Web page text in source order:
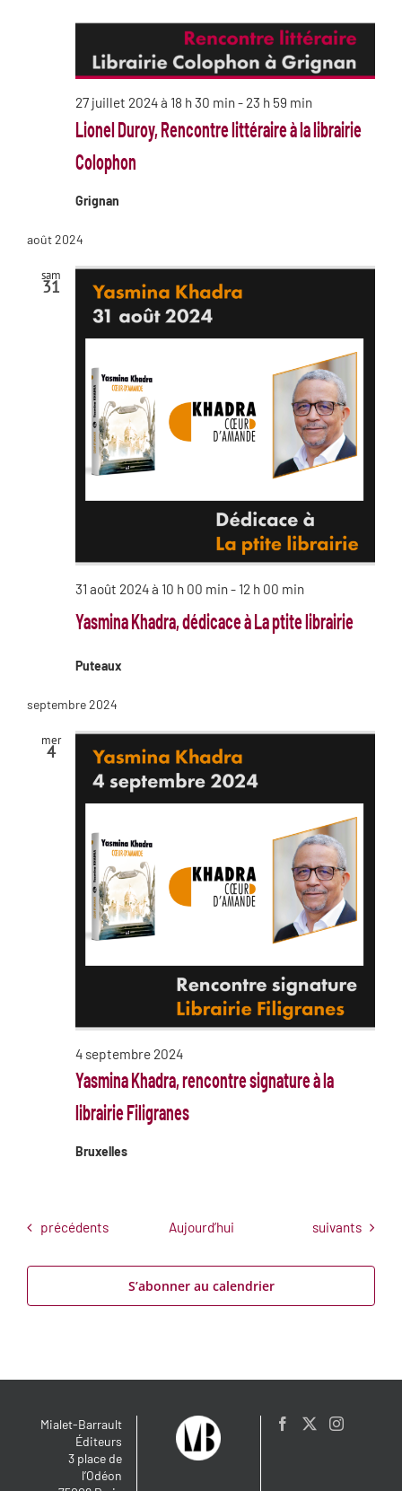
Lionel Duroy, Rencontre littéraire à la librairie
Colophon
27 juillet 2024 à 18 h 30 min- 23 h 59 min
Grignan
août 2024
sam
31
Yasmina Khadra, dédicace à La ptite librairie
31 août 2024 à 10 h 00 min- 12 h 00 min
Puteaux
septembre 2024
mer
4
Yasmina Khadra, rencontre signature à la
librairie Filigranes
4 septembre 2024
Bruxelles
Évènements
précédents Aujourd’hui Évènements
suivants
S’abonner au calendrier
Mialet-Barrault
Éditeurs
3 place de
l’Odéon